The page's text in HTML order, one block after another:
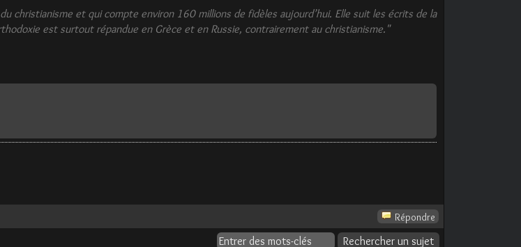
christianisme et qui compte environ 160 millions de fidèles aujourd’hui. Elle suit les écrits de la
est surtout répandue en Grèce et en Russie, contrairement au christianisme."
Répondre